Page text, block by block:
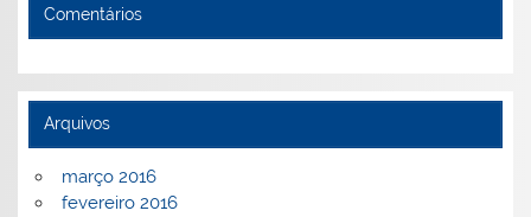
Comentários
Arquivos
março 2016
fevereiro 2016